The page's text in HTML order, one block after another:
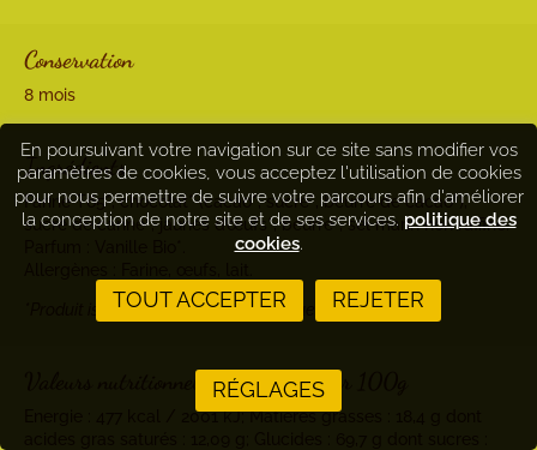
Conservation
8 mois
Ingrédients
Farine T65*, chocolat* (cacao*, sucre*, beurre de cacao*),
sucre de canne*, jaunes d’œufs*, beurre*, sel marin non raffiné.
*Produit issu de l’agriculture biologique.
Valeurs nutritionnelles moyennes pour 100g
Energie : 477 kcal / 2001 kJ; Matières grasses : 18,4 g dont
En poursuivant votre navigation sur ce site sans modifier vos
paramètres de cookies, vous acceptez l'utilisation de cookies
pour nous permettre de suivre votre parcours afin d'améliorer
la conception de notre site et de ses services. politique des
cookies.
TOUT ACCEPTER REJETER
RÉGLAGES